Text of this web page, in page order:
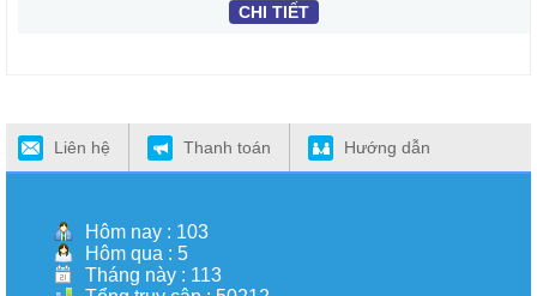
CHI TIẾT
Liên hệ Thanh toán Hướng dẫn
Hôm nay : 103
Hôm qua : 5
Tháng này : 113